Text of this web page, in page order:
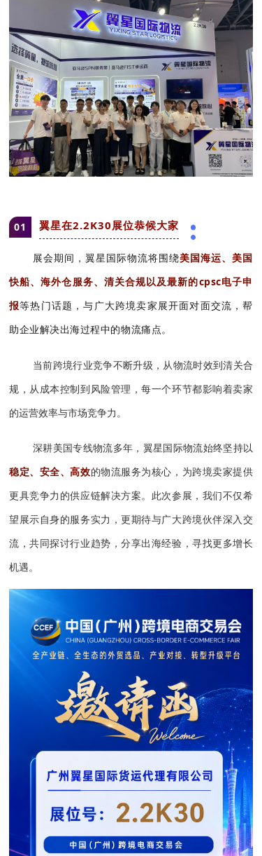
01 翼星在2.2K30 展位恭候大家
展会期间，翼星国际物流将围绕美国海运、美国
快船、海外仓服务、清关合规以及最新的cpsc电子申
报等热门话题，与广大跨境卖家展开面对面交流，帮
助企业解决出海过程中的物流痛点。
当前跨境行业竞争不断升级，从物流时效到清关合
规，从成本控制到风险管理，每一个环节都影响着卖家
的运营效率与市场竞争力。
深耕美国专线物流多年，翼星国际物流始终坚持以
稳定、安全、高效的物流服务为核心，为跨境卖家提供
更具竞争力的供应链解决方案。此次参展，我们不仅希
望展示自身的服务实力，更期待与广大跨境伙伴深入交
流，共同探讨行业趋势，分享出海经验，寻找更多增长
机遇。